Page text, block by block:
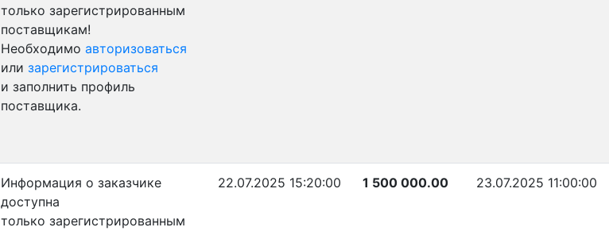
только зарегистрированным
поставщикам!
Необходимо авторизоваться
или зарегистрироваться
и заполнить профиль
поставщика.
Информация о заказчике
доступна
только зарегистрированным
22.07.2025 15:20:00 1 500 000.00 23.07.2025 11:00:00